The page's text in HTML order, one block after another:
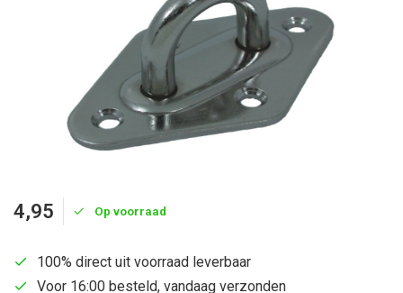
4,95 Op voorraad
100% direct uit voorraad leverbaar
Voor 16:00 besteld, vandaag verzonden